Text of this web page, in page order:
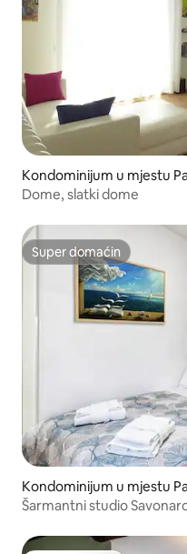
Kondominijum u mjestu
Dome, slatki dome
Super domaćin
Super domaćin
Kondominijum u mjestu
Šarmantni studio